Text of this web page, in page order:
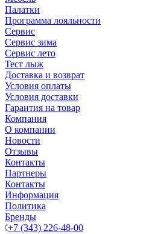
Палатки
Программа лояльности
Сервис
Сервис зима
Сервис лето
Тест лыж
Доставка и возврат
Условия оплаты
Условия доставки
Гарантия на товар
Компания
О компании
Новости
Отзывы
Контакты
Партнеры
Контакты
Информация
Политика
Бренды
+7 (343) 226-48-00